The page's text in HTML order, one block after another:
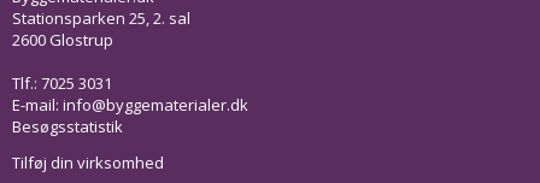
Stationsparken 25, 2. sal
2600 Glostrup
Tlf.: 7025 3031
E-mail: info@byggematerialer.dk
Besøgsstatistik
Tilføj din virksomhed